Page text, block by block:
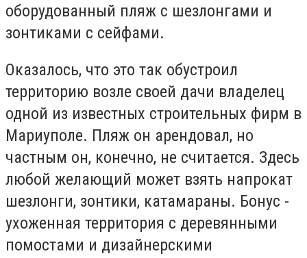
оборудованный пляж с шезлонгами и
зонтиками с сейфами.
Оказалось, что это так обустроил
территорию возле своей дачи владелец
одной из известных строительных фирм в
Мариуполе. Пляж он арендовал, но
частным он, конечно, не считается. Здесь
любой желающий может взять напрокат
шезлонги, зонтики, катамараны. Бонус -
ухоженная территория с деревянными
помостами и дизайнерскими